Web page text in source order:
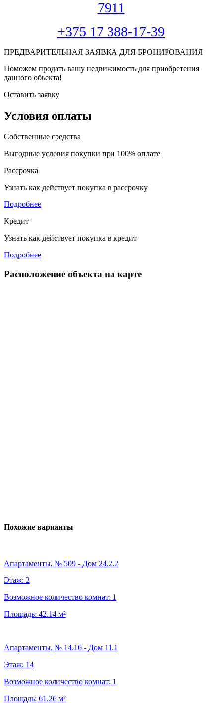
7911
+375 17 388-17-39
ПРЕДВАРИТЕЛЬНАЯ ЗАЯВКА ДЛЯ БРОНИРОВАНИЯ
Поможем продать вашу недвижимость для приобретения
данного обьекта!
Оставить заявку
Условия оплаты
Собственные средства
Выгодные условия покупки при 100% оплате
Рассрочка
Узнать как действует покупка в рассрочку
Подробнее
Кредит
Узнать как действует покупка в кредит
Подробнее
Расположение объекта на карте
Похожие варианты
Апартаменты, № 509 - Дом 24.2.2
Этаж: 2
Возможное количество комнат: 1
Площадь: 42.14 м²
Апартаменты, № 14.16 - Дом 11.1
Этаж: 14
Возможное количество комнат: 1
Площадь: 61.26 м²